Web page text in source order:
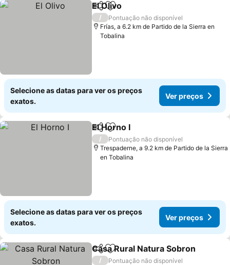
PartilharAdicionar aos favoritos
El Olivo
/
Pontuação não disponível
Frías, a 6.2 km de Partido de la Sierra en
Tobalina
Selecione as datas para ver os preços
exatos.
Ver preços
PartilharAdicionar aos favoritos
El Horno I
/
Pontuação não disponível
Trespaderne, a 9.2 km de Partido de la Sierra
en Tobalina
Selecione as datas para ver os preços
exatos.
Ver preços
PartilharAdicionar aos favoritos
Casa Rural Natura Sobron
/
Pontuação não disponível